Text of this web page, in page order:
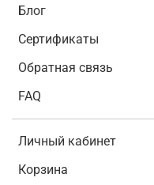
Блог
Сертификаты
Обратная связь
FAQ
Личный кабинет
Корзина